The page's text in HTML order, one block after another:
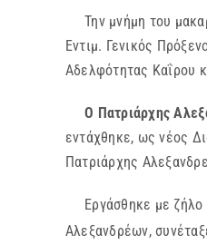
Την μνήμη του
Εντιμ. Γενικός
Αδελφότητας Καΐρου
Ο Πατριάρχης
εντάχθηκε, ως νέος
Πατριάρχης
Εργάσθηκε με ζήλο
Αλεξανδρέων,